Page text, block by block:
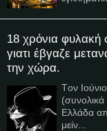
18 χρόνια φυλακή
γιατι έβγαζε
την χώρα.
Tον
(συνολικά
Ελλάδα
μείν...